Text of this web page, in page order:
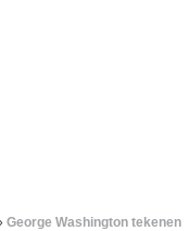
George Washington tekenen